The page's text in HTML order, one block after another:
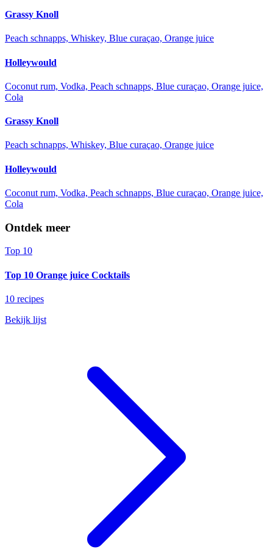
Grassy Knoll
Peach schnapps, Whiskey, Blue curaçao, Orange juice
Holleywould
Coconut rum, Vodka, Peach schnapps, Blue curaçao, Orange juice,
Cola
Grassy Knoll
Peach schnapps, Whiskey, Blue curaçao, Orange juice
Holleywould
Coconut rum, Vodka, Peach schnapps, Blue curaçao, Orange juice,
Cola
Ontdek meer
Top 10
Top 10 Orange juice Cocktails
10 recipes
Bekijk lijst